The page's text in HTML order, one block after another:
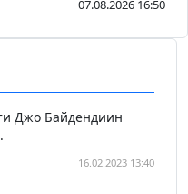
07.08.2026 16:50
Джо Байдендиин
16.02.2023 13:40